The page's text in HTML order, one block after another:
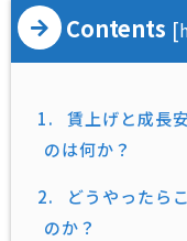
Contents [
1.
賃上げと成長
のは何か？
2.
どうやったら
のか？